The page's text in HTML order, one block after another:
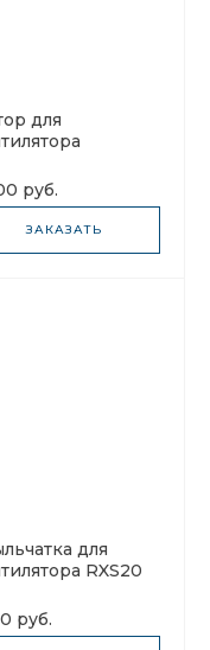
для
руб.
ЗАКАЗАТЬ
для
RXS20
руб.